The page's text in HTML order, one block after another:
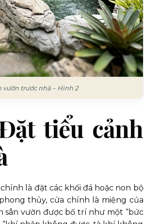
trước nhà – Hình 2
tiểu cảnh
là đặt các khối đá hoặc non bộ
thủy, cửa chính là miệng của
sân vườn được bố trí như một “bức